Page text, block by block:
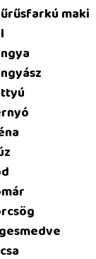
maki